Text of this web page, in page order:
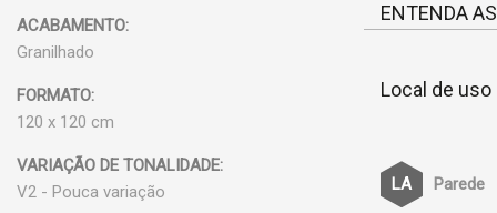
ACABAMENTO:
Granilhado
FORMATO:
120 x 120 cm
VARIAÇÃO DE TONALIDADE:
V2 - Pouca variação
ENTENDA
Local de uso
Parede